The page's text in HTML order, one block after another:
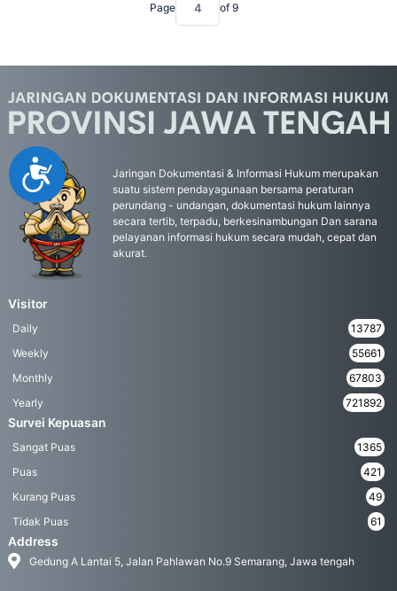
Accessibility
Page of 9
Jaringan Dokumentasi & Informasi Hukum merupakan
suatu sistem pendayagunaan bersama peraturan
perundang - undangan, dokumentasi hukum lainnya
secara tertib, terpadu, berkesinambungan Dan sarana
pelayanan informasi hukum secara mudah, cepat dan
akurat.
Visitor
Daily
13787
Weekly
55661
Monthly
67803
Yearly
721892
Survei Kepuasan
Sangat Puas
1365
Puas
421
Kurang Puas
49
Tidak Puas
61
Address
Gedung A Lantai 5, Jalan Pahlawan No.9 Semarang, Jawa tengah